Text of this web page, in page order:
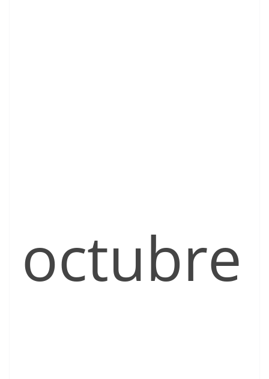
octubre